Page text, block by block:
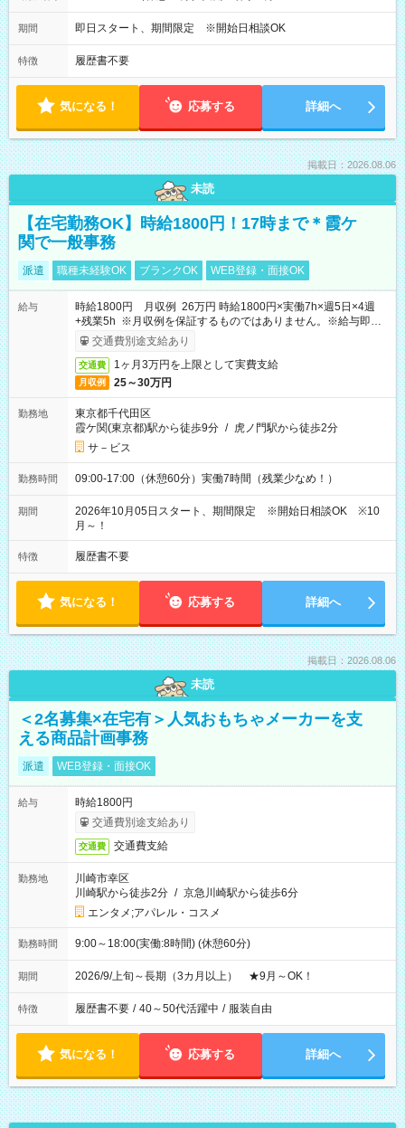
期間 即日スタート、期間限定 ※開始日相談OK
特徴 履歴書不要
気になる！ 応募する 詳細へ
掲載日：2026.08.06
未読
【在宅勤務OK】時給1800円！17時まで＊霞ケ
関で一般事務
派遣 職種未経験OK ブランクOK WEB登録・面接OK
給与
時給1800円 月収例 26万円 時給1800円×実働7h×週5日×4週
+残業5h ※月収例を保証するものではありません。※給与即受
取りサービス利用可（利用条件有）
交通費別途支給あり
交通費 1ヶ月3万円を上限として実費支給
月収例 25～30万円
勤務地
東京都千代田区
霞ケ関(東京都)駅から徒歩9分 / 虎ノ門駅から徒歩2分
サ－ビス
勤務時間 09:00-17:00（休憩60分）実働7時間（残業少なめ！）
期間
2026年10月05日スタート、期間限定 ※開始日相談OK ※10
月～！
特徴 履歴書不要
気になる！ 応募する 詳細へ
掲載日：2026.08.06
未読
＜2名募集×在宅有＞人気おもちゃメーカーを支
える商品計画事務
派遣 WEB登録・面接OK
給与
時給1800円
交通費別途支給あり
交通費 交通費支給
勤務地
川崎市幸区
川崎駅から徒歩2分 / 京急川崎駅から徒歩6分
エンタメ;アパレル・コスメ
勤務時間 9:00～18:00(実働:8時間) (休憩60分)
期間 2026/9/上旬～長期（3カ月以上） ★9月～OK！
特徴 履歴書不要 / 40～50代活躍中 / 服装自由
気になる！ 応募する 詳細へ